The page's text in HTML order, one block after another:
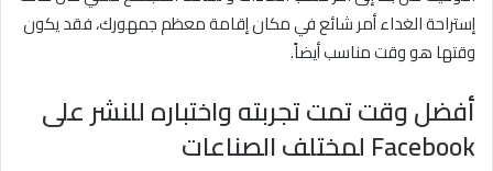
إستراحة الغداء أمر شائع في مكان إقامة معظم جمهورك، فقد يكون
وقتها هو وقت مناسب أيضاً.
أفضل وقت تمت تجربته واختباره للنشر على
Facebook لمختلف الصناعات